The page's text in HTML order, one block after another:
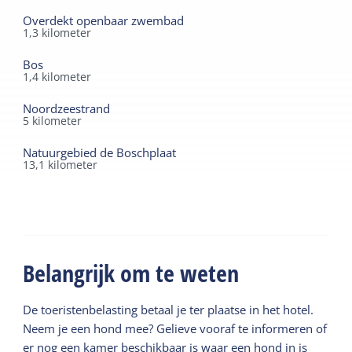
Overdekt openbaar zwembad
1,3 kilometer
Bos
1,4 kilometer
Noordzeestrand
5 kilometer
Natuurgebied de Boschplaat
13,1 kilometer
Belangrijk om te weten
De toeristenbelasting betaal je ter plaatse in het hotel.
Neem je een hond mee? Gelieve vooraf te informeren of
er nog een kamer beschikbaar is waar een hond in is